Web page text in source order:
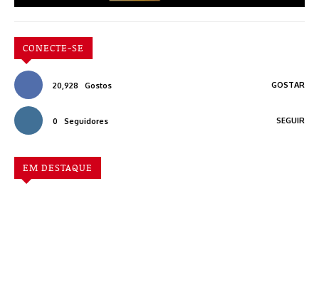
CONECTE-SE
20,928 Gostos GOSTAR
0 Seguidores SEGUIR
EM DESTAQUE